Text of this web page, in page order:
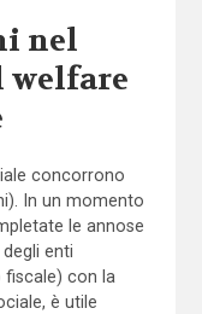
nel
welfare
concorrono
In un momento
le annose
enti
con la
è utile